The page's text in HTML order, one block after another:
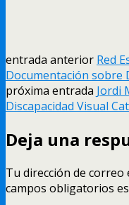
entrada anterior Red
Documentación sobre
próxima entrada Jordi
Discapacidad Visual
Deja una
Tu dirección de correo
campos obligatorios